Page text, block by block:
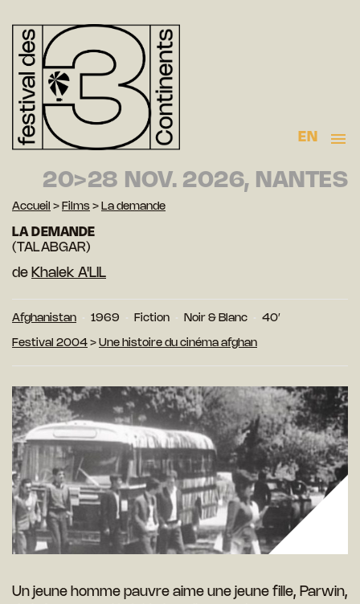
EN
20>28 NOV. 2026, NANTES
Accueil > Films > La demande
LA DEMANDE
(TALABGAR)
de Khalek A'LIL
Afghanistan 1969 Fiction Noir & Blanc 40′
Festival 2004 > Une histoire du cinéma afghan
Un jeune homme pauvre aime une jeune fille, Parwin,